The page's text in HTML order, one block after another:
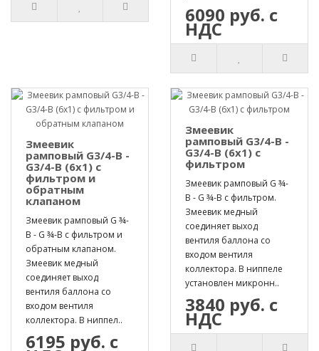
6090 руб. с
НДС
Змеевик
рамповый G3/4-B -
G3/4-B (6х1) с
фильтром и
обратным
клапаном
Змеевик рамповый G ¾-
B - G ¾-B с фильтром и
обратным клапаном.
Змеевик медный
соединяет выход
вентиля баллона со
входом вентиля
коллектора. В ниппел..
6195 руб. с
Змеевик
рамповый G3/4-B -
G3/4-B (6х1) с
фильтром
Змеевик рамповый G ¾-
B - G ¾-B с фильтром.
Змеевик медный
соединяет выход
вентиля баллона со
входом вентиля
коллектора. В ниппеле
установлен микронн..
3840 руб. с
НДС